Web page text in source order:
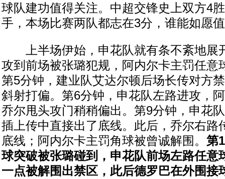
球队建功值得关注。中超交锋史上双方4
手，本场比赛两队都志在3分，谁能如愿
上半场伊始，申花队就有条不紊地展
攻到前场被张璐犯规，阿内尔卡主罚任意
第5分钟，建业队艾达尔顿后场长传对方
斜射打偏。第6分钟，申花队左路进攻，
乔尔甩头攻门稍稍偏出。第9分钟，申花
插上传中直接出了底线。此后，乔尔右路
底线；阿内尔卡主罚角球被曾诚解围。 第
球突破被张璐碰到，申花队前场左路任意
一点被解围出禁区，此后德罗巴在外围接